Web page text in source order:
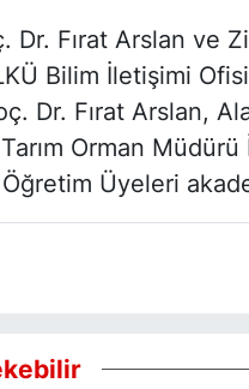
Dr. Fırat Arslan ve
Bilim İletişimi
Dr. Fırat Arslan,
Orman
Üyeleri